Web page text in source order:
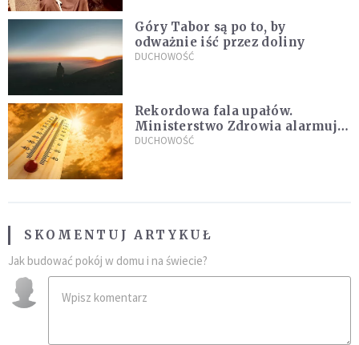
Góry Tabor są po to, by
odważnie iść przez doliny
DUCHOWOŚĆ
Rekordowa fala upałów.
Ministerstwo Zdrowia alarmuje
po doświadczeniach z czerwca
DUCHOWOŚĆ
SKOMENTUJ ARTYKUŁ
Jak budować pokój w domu i na świecie?